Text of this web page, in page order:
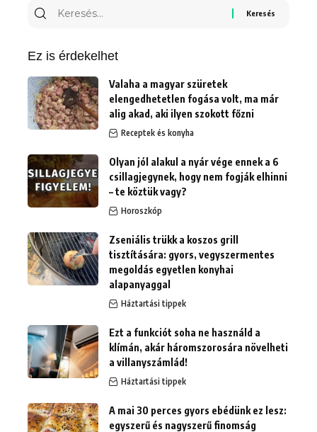
Keresés
Ez is érdekelhet
Valaha a magyar szüretek
elengedhetetlen fogása volt, ma már
alig akad, aki ilyen szokott főzni
Receptek és konyha
Olyan jól alakul a nyár vége ennek a 6
csillagjegynek, hogy nem fogják elhinni
– te köztük vagy?
Horoszkóp
Zseniális trükk a koszos grill
tisztítására: gyors, vegyszermentes
megoldás egyetlen konyhai
alapanyaggal
Háztartási tippek
Ezt a funkciót soha ne használd a
klímán, akár háromszorosára növelheti
a villanyszámlád!
Háztartási tippek
A mai 30 perces gyors ebédünk ez lesz:
egyszerű és nagyszerű finomság